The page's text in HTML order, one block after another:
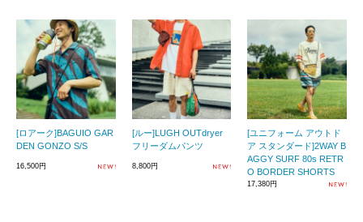
[ロアーク]BAGUIO GAR
DEN GONZO S/S
16,500円
[ルー]LUGH OUTdryer
フリーダムパンツ
8,800円
[ユニフォーム アウトド
ア スタンダード]2WAY B
AGGY SURF 80s RETR
O BORDER SHORTS
17,380円